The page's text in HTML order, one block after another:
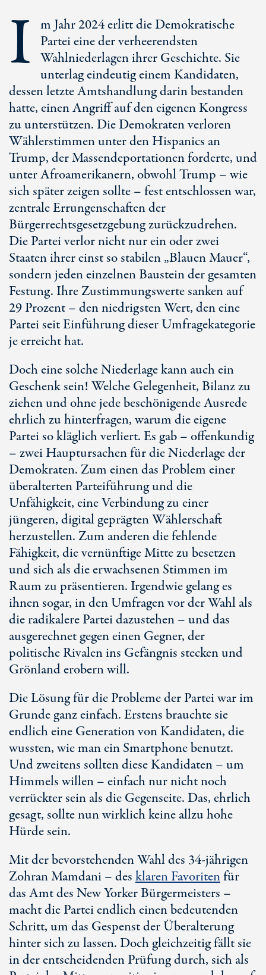
I m Jahr 2024 erlitt die Demokratische
Partei eine der verheerendsten
Wahlniederlagen ihrer Geschichte. Sie
unterlag eindeutig einem Kandidaten,
dessen letzte Amtshandlung darin bestanden
hatte, einen Angriff auf den eigenen Kongress
zu unterstützen. Die Demokraten verloren
Wählerstimmen unter den Hispanics an
Trump, der Massendeportationen forderte, und
unter Afroamerikanern, obwohl Trump – wie
sich später zeigen sollte – fest entschlossen war,
zentrale Errungenschaften der
Bürgerrechtsgesetzgebung zurückzudrehen.
Die Partei verlor nicht nur ein oder zwei
Staaten ihrer einst so stabilen „Blauen Mauer“,
sondern jeden einzelnen Baustein der gesamten
Festung. Ihre Zustimmungswerte sanken auf
29 Prozent– den niedrigsten Wert, den eine
Partei seit Einführung dieser Umfragekategorie
je erreicht hat.
Doch eine solche Niederlage kann auch ein
Geschenk sein! Welche Gelegenheit, Bilanz zu
ziehen und ohne jede beschönigende Ausrede
ehrlich zu hinterfragen, warum die eigene
Partei so kläglich verliert. Es gab – offenkundig
– zwei Hauptursachen für die Niederlage der
Demokraten. Zum einen das Problem einer
überalterten Parteiführung und die
Unfähigkeit, eine Verbindung zu einer
jüngeren, digital geprägten Wählerschaft
herzustellen. Zum anderen die fehlende
Fähigkeit, die vernünftige Mitte zu besetzen
und sich als die erwachsenen Stimmen im
Raum zu präsentieren. Irgendwie gelang es
ihnen sogar, in den Umfragen vor der Wahl als
die radikalere Partei dazustehen – und das
ausgerechnet gegen einen Gegner, der
politische Rivalen ins Gefängnis stecken und
Grönland erobern will.
Die Lösung für die Probleme der Partei war im
Grunde ganz einfach. Erstens brauchte sie
endlich eine Generation von Kandidaten, die
wussten, wie man ein Smartphone benutzt.
Und zweitens sollten diese Kandidaten – um
Himmels willen – einfach nur nicht noch
verrückter sein als die Gegenseite. Das, ehrlich
gesagt, sollte nun wirklich keine allzu hohe
Hürde sein.
Mit der bevorstehenden Wahl des 34-jährigen
Zohran Mamdani – desklaren Favoritenfür
das Amt desNew YorkerBürgermeisters –
macht die Partei endlich einen bedeutenden
Schritt, um das Gespenst der Überalterung
hinter sich zu lassen. Doch gleichzeitig fällt sie
in der entscheidenden Prüfung durch, sich als